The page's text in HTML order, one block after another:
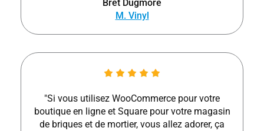
Bret Dugmore
M. Vinyl
"Si vous utilisez WooCommerce pour votre
boutique en ligne et Square pour votre magasin
de briques et de mortier, vous allez adorer, ça